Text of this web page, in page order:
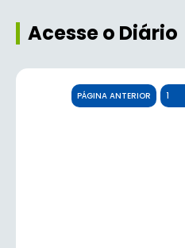
Acesse o Diário
PÁGINA ANTERIOR